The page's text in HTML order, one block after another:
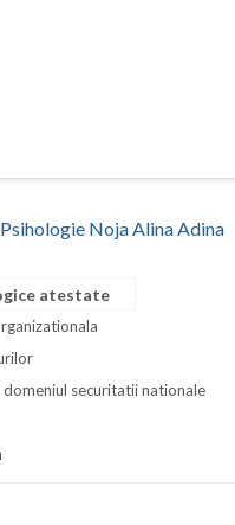
Noja Alina Adina
atestate
securitatii nationale